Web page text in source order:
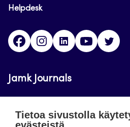
Helpdesk
FacebookInstagram
LinkedInYoutube
Jamk Journals
luettavissa. Verkkolehtien
Tietoa sivustolla